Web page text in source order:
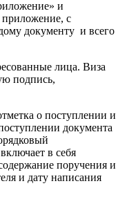
и
с
документу и всего
лица. Виза
подпись,
о поступлении и
документа
в себя
поручения и
и дату написания